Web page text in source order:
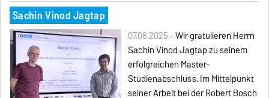
Sachin Vinod Jagtap
07.08.2025 -Wir gratulieren Herrn
Sachin Vinod Jagtap zu seinem
erfolgreichen Master-
Studienabschluss. Im Mittelpunkt
seiner Arbeit bei der Robert Bosch